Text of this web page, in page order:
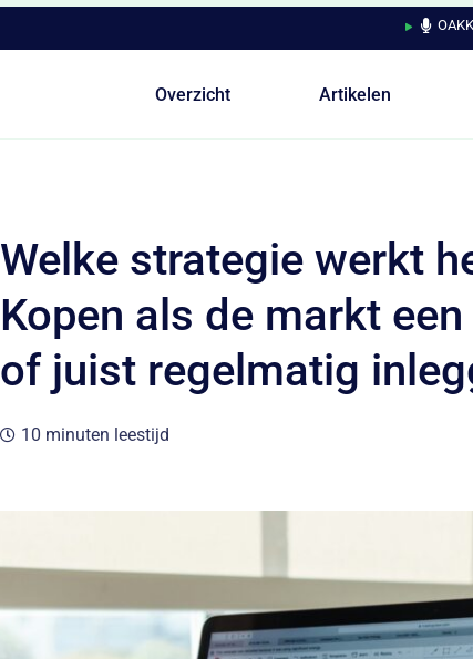
Overzicht Artikelen
Welke strategie werkt
Kopen als de markt
of juist regelmatig
10 minuten leestijd